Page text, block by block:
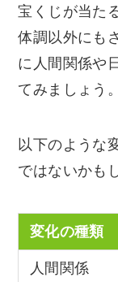
宝くじが当た
体調以外にも
に人間関係や
てみましょう。
以下のような
ではないかも
変化の種類
人間関係